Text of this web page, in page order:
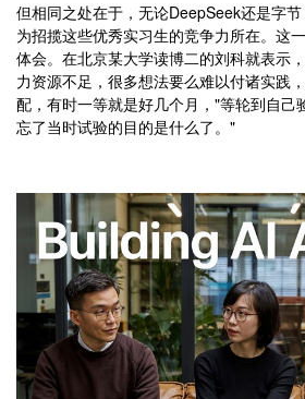
但相同之处在于，无论DeepSeek还是字
为招揽这些优秀实习生的竞争力所在。这
体会。在北京某大学读博二的刘科就表示
力资源不足，很多想法要么难以付诸实践
配，有时一等就是好几个月，"等轮到自己
忘了当时试验的目的是什么了。"